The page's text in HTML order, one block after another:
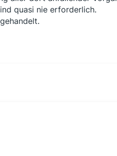
quasi nie erforderlich.